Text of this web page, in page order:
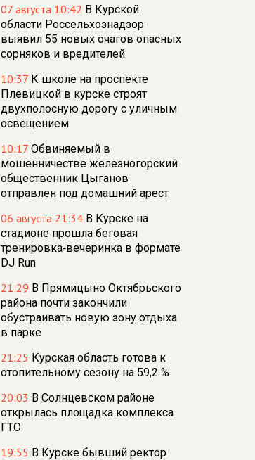
07 августа 10:42 В Курской
области Россельхознадзор
выявил 55 новых очагов опасных
сорняков и вредителей
10:37 К школе на проспекте
Плевицкой в курске строят
двухполосную дорогу с уличным
освещением
10:17 Обвиняемый в
мошенничестве железногорский
общественник Цыганов
отправлен под домашний арест
06 августа 21:34 В Курске на
стадионе прошла беговая
тренировка‑вечеринка в формате
DJ Run
21:29 В Прямицыно Октябрьского
района почти закончили
обустраивать новую зону отдыха
в парке
21:25 Курская область готова к
отопительному сезону на 59,2 %
20:03 В Солнцевском районе
открылась площадка комплекса
ГТО
19:55 В Курске бывший ректор